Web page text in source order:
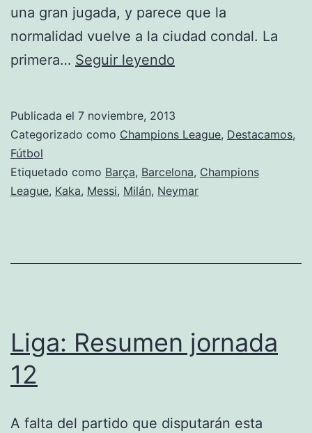
una gran jugada, y parece que la
normalidad vuelve a la ciudad condal. La
primera… Seguir leyendo
octavos
Publicada el 7 noviembre, 2013
Categorizado como Champions League, Destacamos,
Fútbol
Etiquetado como Barça, Barcelona, Champions
League, Kaka, Messi, Milán, Neymar
Liga: Resumen jornada
12
A falta del partido que disputarán esta